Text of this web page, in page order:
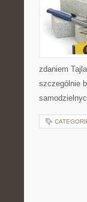
zdaniem
szczególnie